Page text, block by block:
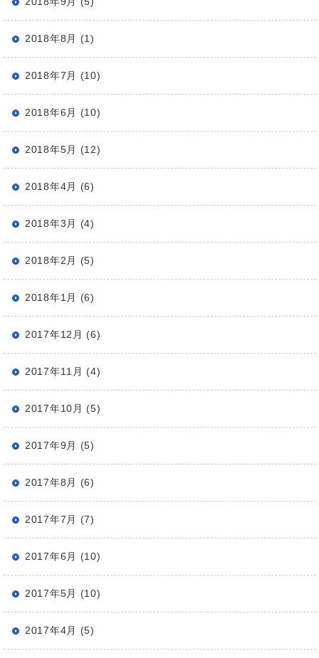
2018年8月 (1)
2018年7月 (10)
2018年6月 (10)
2018年5月 (12)
2018年4月 (6)
2018年3月 (4)
2018年2月 (5)
2018年1月 (6)
2017年12月 (6)
2017年11月 (4)
2017年10月 (5)
2017年9月 (5)
2017年8月 (6)
2017年7月 (7)
2017年6月 (10)
2017年5月 (10)
2017年4月 (5)